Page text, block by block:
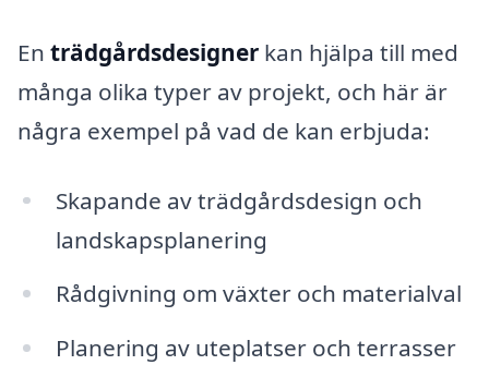
En trädgårdsdesigner kan hjälpa till med
många olika typer av projekt, och här är
några exempel på vad de kan erbjuda:
Skapande av trädgårdsdesign och
landskapsplanering
Rådgivning om växter och materialval
Planering av uteplatser och terrasser